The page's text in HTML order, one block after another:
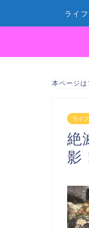
ライ
本ページ
ライ
絶
影